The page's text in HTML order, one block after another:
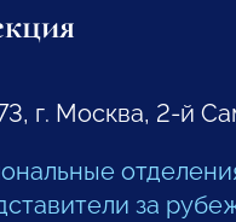
г. Москва, 2-й
за